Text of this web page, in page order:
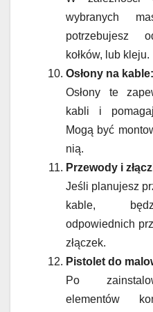
wybranych
potrzebujesz
kołków, lub kleju.
Osłony na kable:
Osłony te
kabli i
Mogą być
nią.
Przewody i
Jeśli planujesz
kable,
odpowiednich
złączek.
Pistolet do
Po
elementów